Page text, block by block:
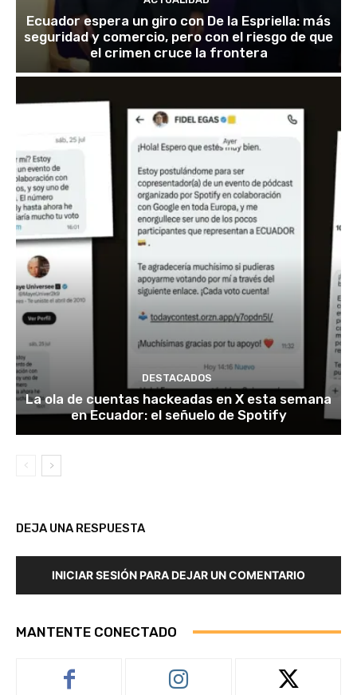
Ecuador espera un giro con De la Espriella: más
seguridad y comercio, pero con el riesgo de que
el crimen cruce la frontera
DESTACADOS
La ola de cuentas hackeadas en X esta semana
en Ecuador: el señuelo de Spotify
DEJA UNA RESPUESTA
INICIAR SESIÓN PARA DEJAR UN COMENTARIO
MANTENTE CONECTADO